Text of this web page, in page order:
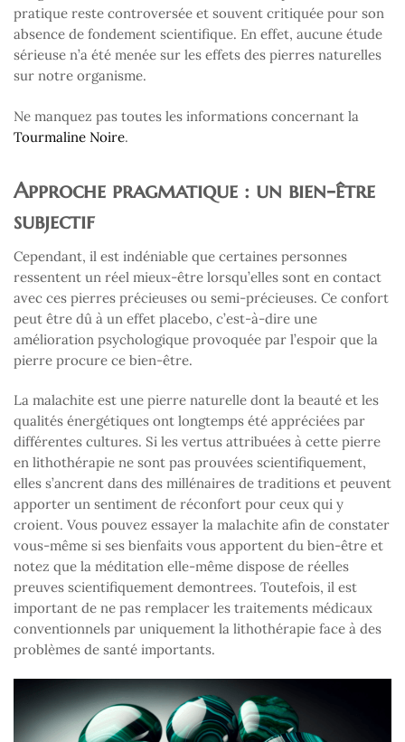
pratique reste controversée et souvent critiquée pour son
absence de fondement scientifique. En effet, aucune étude
sérieuse n’a été menée sur les effets des pierres naturelles
sur notre organisme.
Ne manquez pas toutes les informations concernant la
Tourmaline Noire.
Approche pragmatique : un bien-être
subjectif
Cependant, il est indéniable que certaines personnes
ressentent un réel mieux-être lorsqu’elles sont en contact
avec ces pierres précieuses ou semi-précieuses. Ce confort
peut être dû à un effet placebo, c’est-à-dire une
amélioration psychologique provoquée par l’espoir que la
pierre procure ce bien-être.
La malachite est une pierre naturelle dont la beauté et les
qualités énergétiques ont longtemps été appréciées par
différentes cultures. Si les vertus attribuées à cette pierre
en lithothérapie ne sont pas prouvées scientifiquement,
elles s’ancrent dans des millénaires de traditions et peuvent
apporter un sentiment de réconfort pour ceux qui y
croient. Vous pouvez essayer la malachite afin de constater
vous-même si ses bienfaits vous apportent du bien-être et
notez que la méditation elle-même dispose de réelles
preuves scientifiquement demontrees. Toutefois, il est
important de ne pas remplacer les traitements médicaux
conventionnels par uniquement la lithothérapie face à des
problèmes de santé importants.